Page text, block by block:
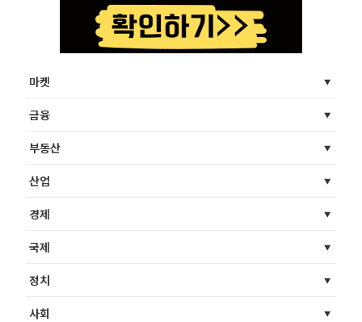
마켓
금융
부동산
산업
경제
국제
정치
사회